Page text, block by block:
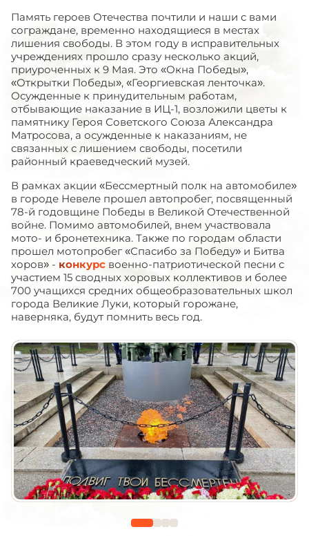
Память героев Отечества почтили и наши с вами
сограждане, временно находящиеся в местах
лишения свободы. В этом году в исправительных
учреждениях прошло сразу несколько акций,
приуроченных к 9 Мая. Это «Окна Победы»,
«Открытки Победы», «Георгиевская ленточка».
Осужденные к принудительным работам,
отбывающие наказание в ИЦ-1, возложили цветы к
памятнику Героя Советского Союза Александра
Матросова, а осужденные к наказаниям, не
связанных с лишением свободы, посетили
районный краеведческий музей.
В рамках акции «Бессмертный полк на автомобиле»
в городе Невеле прошел автопробег, посвященный
78-й годовщине Победы в Великой Отечественной
войне. Помимо автомобилей, внем участвовала
мото- и бронетехника. Также по городам области
прошел мотопробег «Спасибо за Победу» и Битва
хоров» - конкурс военно-патриотической песни с
участием 15 сводных хоровых коллективов и более
700 учащихся средних общеобразовательных школ
города Великие Луки, который горожане,
наверняка, будут помнить весь год.